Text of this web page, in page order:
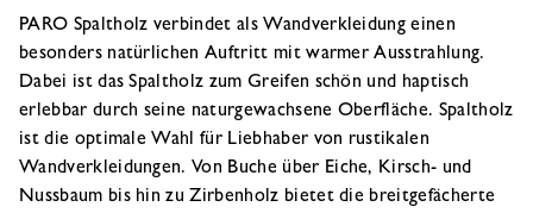
PARO Spaltholz verbindet als Wandverkleidung einen
besonders natürlichen Auftritt mit warmer Ausstrahlung.
Dabei ist das Spaltholz zum Greifen schön und haptisch
erlebbar durch seine naturgewachsene Oberfläche. Spaltholz
ist die optimale Wahl für Liebhaber von rustikalen
Wandverkleidungen. Von Buche über Eiche, Kirsch- und
Nussbaum bis hin zu Zirbenholz bietet die breitgefächerte